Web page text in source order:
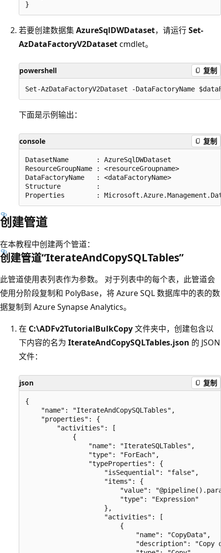
若要创建数据集AzureSqlDWDataset，请运行Set-
AzDataFactoryV2Datasetcmdlet。
powershell 复制
下面是示例输出：
console 复制
DatasetName       : AzureSqlDWDataset
ResourceGroupName : <resourceGroupname>
DataFactoryName   : <dataFactoryName>
Structure         :
创建管道
在本教程中创建两个管道：
创建管道“IterateAndCopySQLTables”
此管道使用表列表作为参数。 对于列表中的每个表，此管道会
使用分阶段复制和 PolyBase，将 Azure SQL 数据库中的表的数
据复制到 Azure Synapse Analytics。
在 C:\ADFv2TutorialBulkCopy文件夹中，创建包含以
下内容的名为 IterateAndCopySQLTables.json 的 JSON
文件：
json 复制
{
    "name": "IterateAndCopySQLTables",
    "properties": {
        "activities": [
            {
                "name": "IterateSQLTables",
                "type": "ForEach",
                "typeProperties": {
                    "isSequential": "false",
                    "items": {
"value":
                        "type": "Expression"
                    },
                    "activities": [
                        {
                            "name": "CopyData",
"description": "Copy